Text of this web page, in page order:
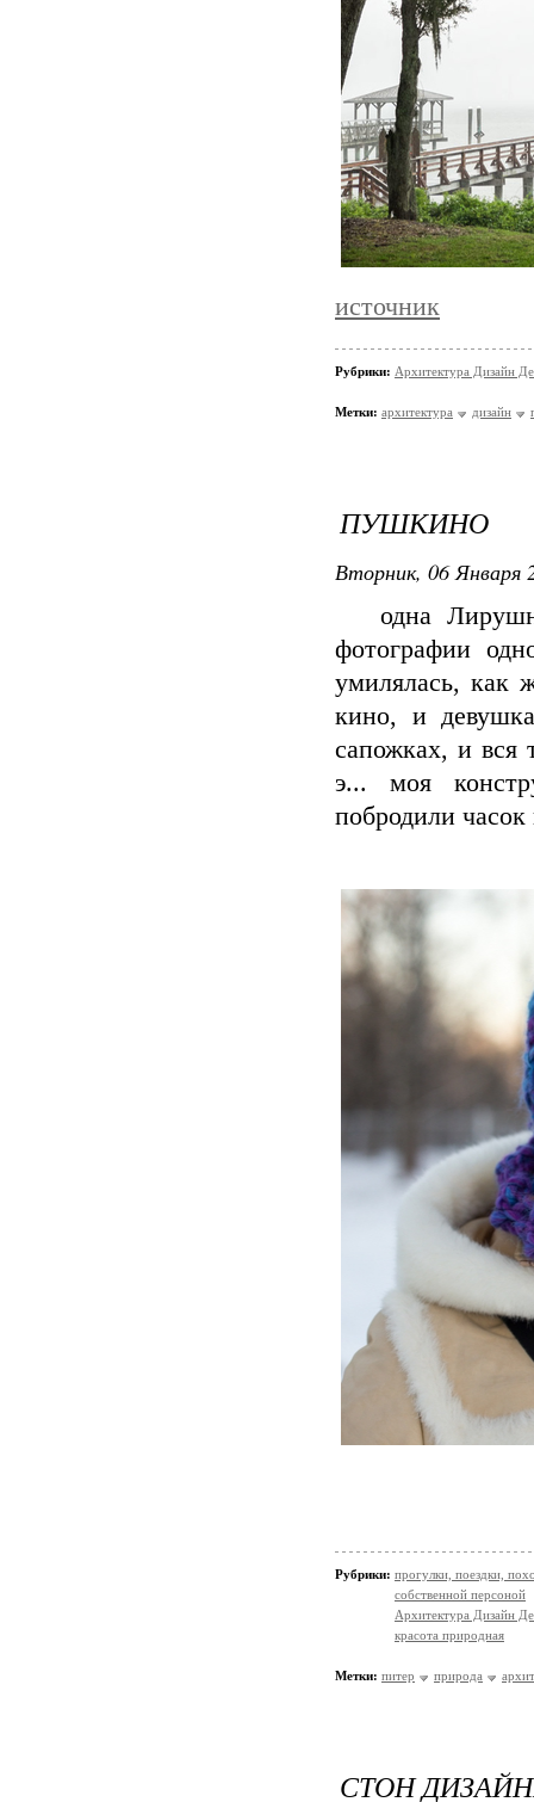
источник
Рубрики: Архитектура Дизайн
Метки: архитектура дизайн
ПУШКИНО
Вторник, 06 Января
одна
фотографии
умилялась, как
кино, и
сапожках, и
э... моя
побродили
Рубрики: прогулки, поездки,
собственной персоной
Архитектура Дизайн
красота природная
Метки: питер природа
СТОН